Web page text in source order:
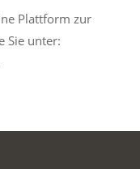
Plattform zur
Sie unter: